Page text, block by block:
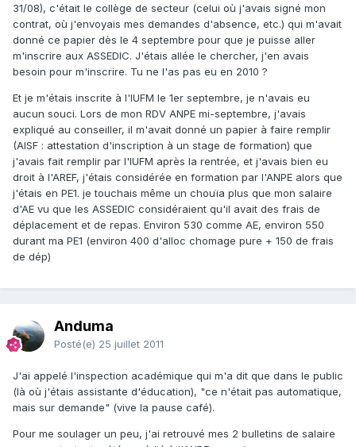
31/08), c'était le collège de secteur (celui où j'avais signé mon
contrat, où j'envoyais mes demandes d'absence, etc.) qui m'avait
donné ce papier dès le 4 septembre pour que je puisse aller
m'inscrire aux ASSEDIC. J'étais allée le chercher, j'en avais
besoin pour m'inscrire. Tu ne l'as pas eu en 2010 ?
Et je m'étais inscrite à l'IUFM le 1er septembre, je n'avais eu
aucun souci. Lors de mon RDV ANPE mi-septembre, j'avais
expliqué au conseiller, il m'avait donné un papier à faire remplir
(AISF : attestation d'inscription à un stage de formation) que
j'avais fait remplir par l'IUFM après la rentrée, et j'avais bien eu
droit à l'AREF, j'étais considérée en formation par l'ANPE alors que
j'étais en PE1. je touchais même un chouïa plus que mon salaire
d'AE vu que les ASSEDIC considéraient qu'il avait des frais de
déplacement et de repas. Environ 530 comme AE, environ 550
durant ma PE1 (environ 400 d'alloc chomage pure + 150 de frais
de dép)
Anduma
Posté(e) 25 juillet 2011
J'ai appelé l'inspection académique qui m'a dit que dans le public
(là où j'étais assistante d'éducation), "ce n'était pas automatique,
mais sur demande" (vive la pause café).
Pour me soulager un peu, j'ai retrouvé mes 2 bulletins de salaire